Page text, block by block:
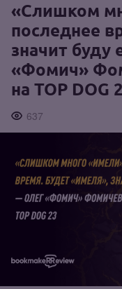
«Слишком
последнее
значит буду
«Фомич»
на TOP DOG
637